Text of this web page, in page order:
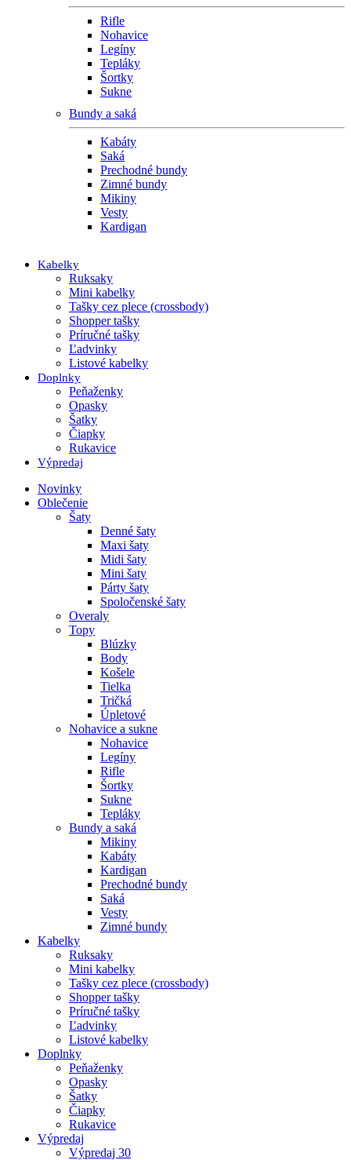
Rifle
Nohavice
Legíny
Tepláky
Šortky
Sukne
Bundy a saká
Kabáty
Saká
Prechodné bundy
Zimné bundy
Mikiny
Vesty
Kardigan
Kabelky
Ruksaky
Mini kabelky
Tašky cez plece (crossbody)
Shopper tašky
Príručné tašky
Ľadvinky
Listové kabelky
Doplnky
Peňaženky
Opasky
Šatky
Čiapky
Rukavice
Výpredaj
Novinky
Oblečenie
Šaty
Denné šaty
Maxi šaty
Midi šaty
Mini šaty
Párty šaty
Spoločenské šaty
Overaly
Topy
Blúzky
Body
Košele
Tielka
Tričká
Úpletové
Nohavice a sukne
Nohavice
Legíny
Rifle
Šortky
Sukne
Tepláky
Bundy a saká
Mikiny
Kabáty
Kardigan
Prechodné bundy
Saká
Vesty
Zimné bundy
Kabelky
Ruksaky
Mini kabelky
Tašky cez plece (crossbody)
Shopper tašky
Príručné tašky
Ľadvinky
Listové kabelky
Doplnky
Peňaženky
Opasky
Šatky
Čiapky
Rukavice
Výpredaj
Výpredaj 30